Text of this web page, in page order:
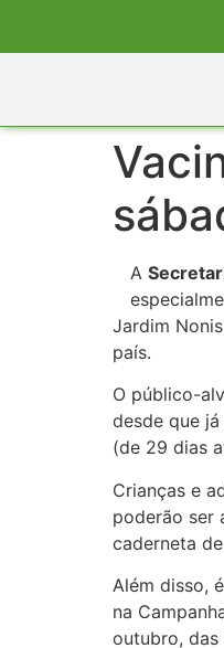
A
Jardim
país.
O público-
desde que
(de 29 dias
Crianças e
poderão ser
caderneta
Além disso,
na
outubro, das